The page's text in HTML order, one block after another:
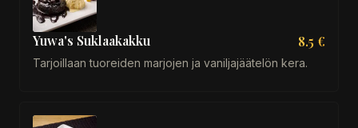
Yuwa's Suklaakakku 8.5 €
Tarjoillaan tuoreiden marjojen ja vaniljajäätelön kera.